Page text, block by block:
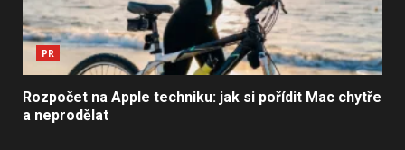
PR
Rozpočet na Apple techniku: jak si pořídit Mac chytře
a neprodělat